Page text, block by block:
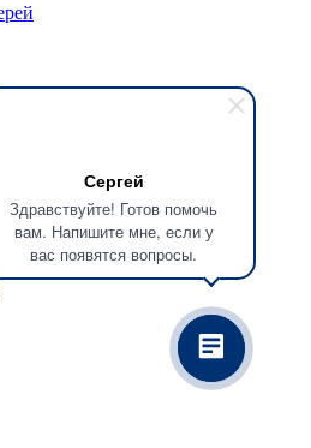
Сергей
Здравствуйте! Готов помочь
вам. Напишите мне, если у
вас появятся вопросы.